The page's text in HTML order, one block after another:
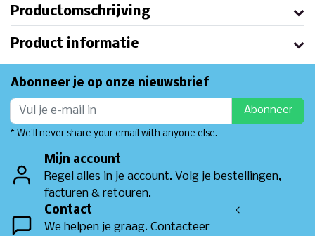
Productomschrijving
Product informatie
Abonneer je op onze nieuwsbrief
Abonneer
* We'll never share your email with anyone else.
Mijn account
Regel alles in je account. Volg je bestellingen,
facturen & retouren.
Contact
We helpen je graag. Contacteer
<